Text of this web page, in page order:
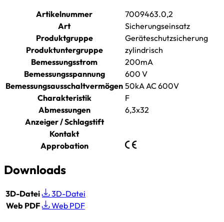
Artikelnummer
7009463.0,2
Art
Sicherungseinsatz
Produktgruppe
Geräteschutzsicherung
Produktuntergruppe
zylindrisch
Bemessungsstrom
200mA
Bemessungsspannung
600 V
Bemessungsausschaltvermögen 50kA AC 600V
Charakteristik
F
Abmessungen
6,3x32
Anzeiger / Schlagstift
Kontakt
Approbation
Downloads
3D-Datei
3D-Datei
Web PDF
Web PDF